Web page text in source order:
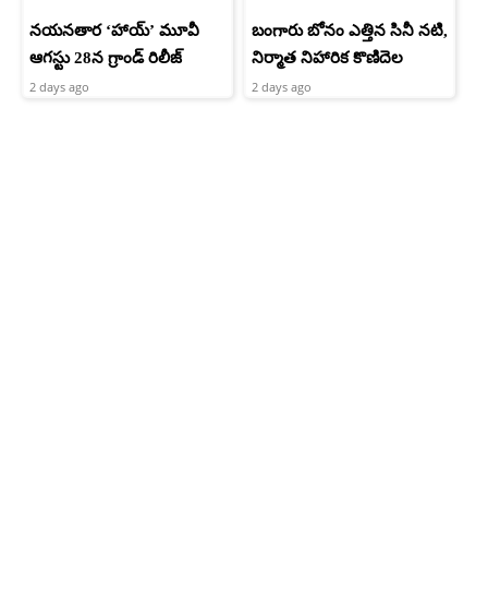
నయనతార ‘హాయ్’ మూవీ
ఆగస్టు 28న గ్రాండ్ రిలీజ్
2 days ago
బంగారు బోనం ఎత్తిన సినీ నటి,
నిర్మాత నిహారిక కొణిదెల
2 days ago